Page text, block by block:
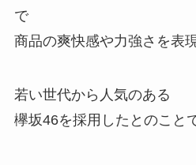
で
商品の爽快感や力強さを表現
若い世代から人気のある
欅坂46を採用したとのこと